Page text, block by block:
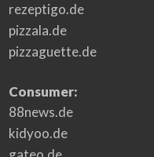
rezeptigo.de
pizzala.de
pizzaguette.de
Consumer:
88news.de
kidyoo.de